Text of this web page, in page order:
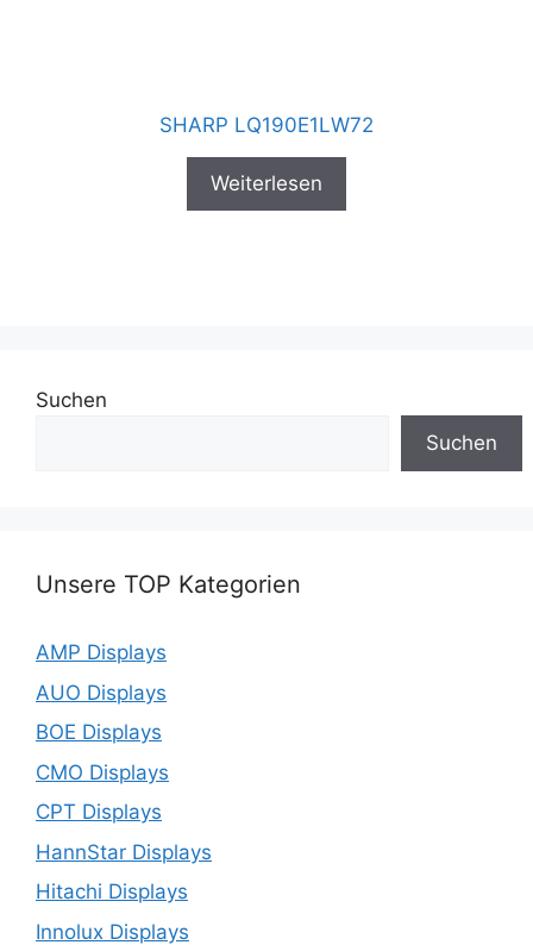
SHARP LQ190E1LW72
Weiterlesen
Suchen
Suchen
Unsere TOP Kategorien
AMP Displays
AUO Displays
BOE Displays
CMO Displays
CPT Displays
HannStar Displays
Hitachi Displays
Innolux Displays